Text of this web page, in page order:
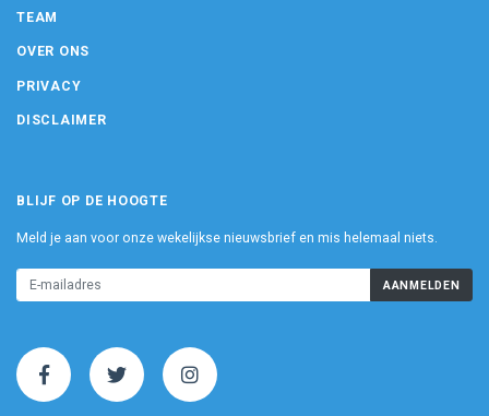
TEAM
OVER ONS
PRIVACY
DISCLAIMER
BLIJF OP DE HOOGTE
Meld je aan voor onze wekelijkse nieuwsbrief en mis helemaal niets.
AANMELDEN